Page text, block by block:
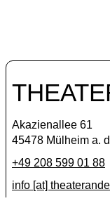
Akazienallee 61
45478 Mülheim a.
+49 208 599 01 88
info [​at​]